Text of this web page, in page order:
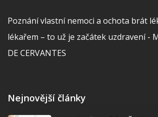
Poznání vlastní nemoci a ochota brát
lékařem – to už je začátek uzdravení -
DE CERVANTES
Nejnovější články